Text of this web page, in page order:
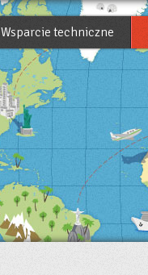
Wsparcie techniczne